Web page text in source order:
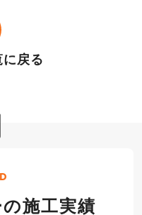
戻る
施工実績